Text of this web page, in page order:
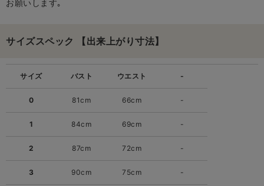
お願いします｡
サイズスペック 【出来上がり寸法】
サイズ
0
1
2
3
バスト
81cm
84cm
87cm
90cm
ウエスト
66cm
69cm
72cm
75cm
-
-
-
-
-